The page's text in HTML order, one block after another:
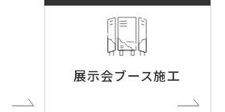
展示会ブース施工